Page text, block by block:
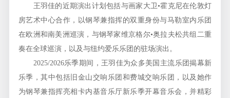
王羽佳的近期演出计划包括与画家大卫•霍克尼在伦敦灯
房艺术中心合作，以钢琴兼指挥的双重身份与马勒室内乐团
在欧洲和南美洲巡演，与钢琴家维京格尔•奥拉夫松共组二重
奏在全球巡演，以及与纽约爱乐乐团的驻场演出。
2025/2026乐季期间，王羽佳为众多美国主流乐团揭幕新
乐季，其中包括旧金山交响乐团和费城交响乐团，以及她作
为钢琴兼指挥亮相卡内基音乐厅新乐季开幕音乐会，并精彩